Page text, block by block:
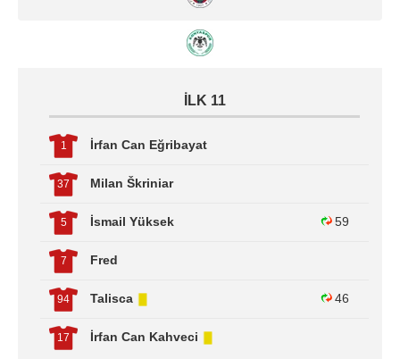
İLK 11
1 İrfan Can Eğribayat
37 Milan Škriniar
5 İsmail Yüksek 59
7 Fred
94 Talisca 46
17 İrfan Can Kahveci